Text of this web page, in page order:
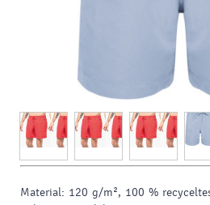
Material: 120 g/m², 100 %